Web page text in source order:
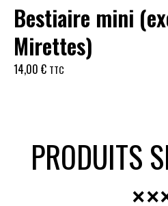
Bestiaire mini
Mirettes)
14,00 € TTC
PRODUITS